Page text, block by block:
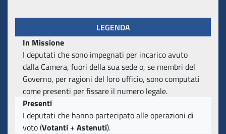
LEGENDA
In Missione
I deputati che sono impegnati per incarico avuto
dalla Camera, fuori della sua sede o, se membri del
Governo, per ragioni del loro ufficio, sono computati
come presenti per fissare il numero legale.
Presenti
I deputati che hanno partecipato alle operazioni di
voto (Votanti + Astenuti).